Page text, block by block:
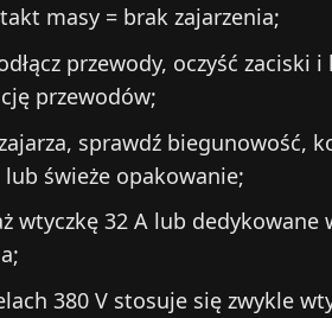
masy = brak zajarzenia;
przewody, oczyść zaciski
przewodów;
sprawdź biegunowość,
świeże opakowanie;
wtyczkę 32 A lub dedykowane
380 V stosuje się zwykle